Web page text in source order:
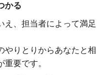
かる
え、担当者によって満足
やりとりからあなたと相
要です。